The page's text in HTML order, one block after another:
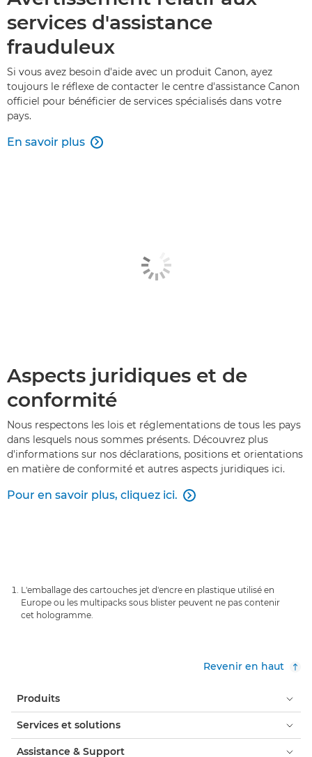
services d'assistance
frauduleux
Si vous avez besoin d'aide avec un produit Canon, ayez
toujours le réflexe de contacter le centre d'assistance Canon
officiel pour bénéficier de services spécialisés dans votre
pays.
En savoir plus 
Aspects juridiques et de
conformité
Nous respectons les lois et réglementations de tous les pays
dans lesquels nous sommes présents. Découvrez plus
d'informations sur nos déclarations, positions et orientations
en matière de conformité et autres aspects juridiques ici.
Pour en savoir plus, cliquez ici. 
L'emballage des cartouches jet d'encre en plastique utilisé en
Europe ou les multipacks sous blister peuvent ne pas contenir
cet hologramme.
Revenir en haut
Produits
Services et solutions
Assistance & Support